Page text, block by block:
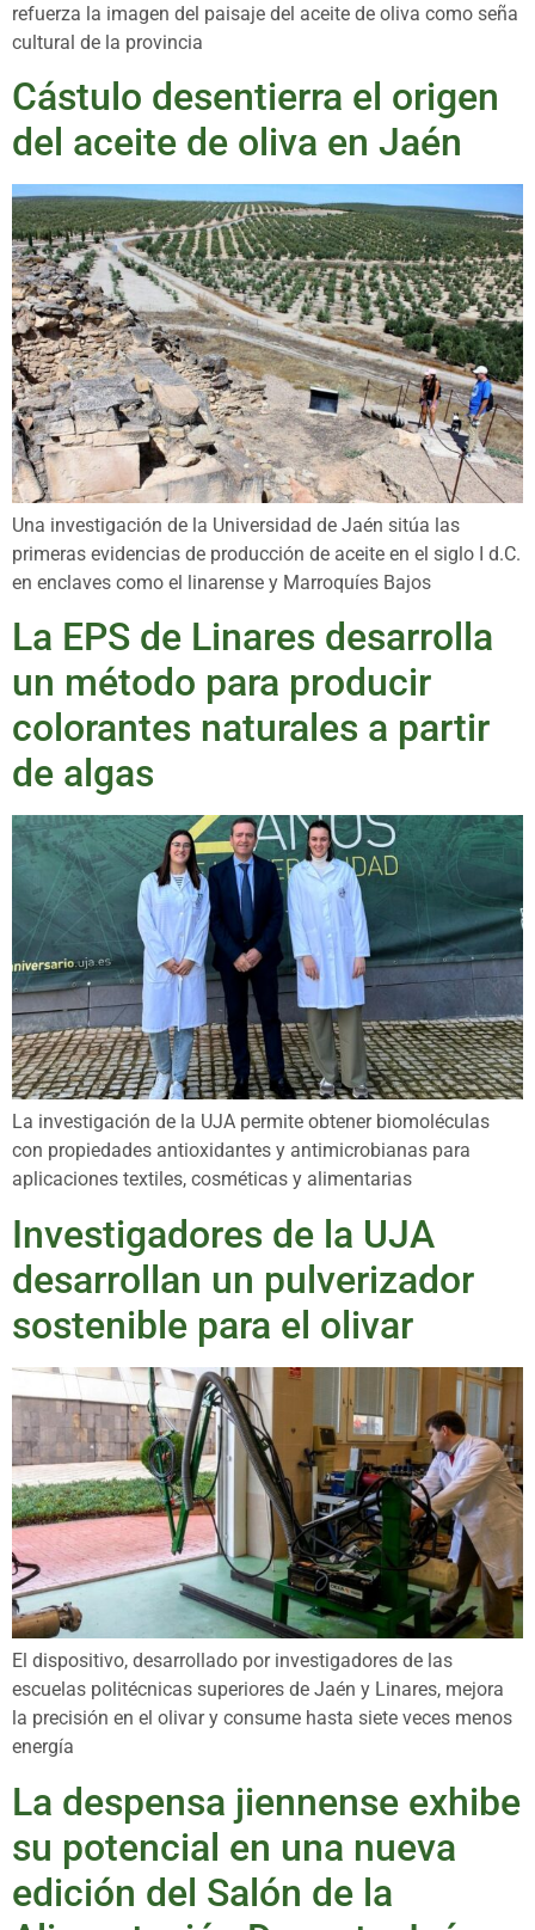
refuerza la imagen del paisaje del aceite de oliva como seña
cultural de la provincia
Cástulo desentierra el origen
del aceite de oliva en Jaén
Una investigación de la Universidad de Jaén sitúa las
primeras evidencias de producción de aceite en el siglo I d.C.
en enclaves como el linarense y Marroquíes Bajos
La EPS de Linares desarrolla
un método para producir
colorantes naturales a partir
de algas
La investigación de la UJA permite obtener biomoléculas
con propiedades antioxidantes y antimicrobianas para
aplicaciones textiles, cosméticas y alimentarias
Investigadores de la UJA
desarrollan un pulverizador
sostenible para el olivar
El dispositivo, desarrollado por investigadores de las
escuelas politécnicas superiores de Jaén y Linares, mejora
la precisión en el olivar y consume hasta siete veces menos
energía
La despensa jiennense exhibe
su potencial en una nueva
edición del Salón de la